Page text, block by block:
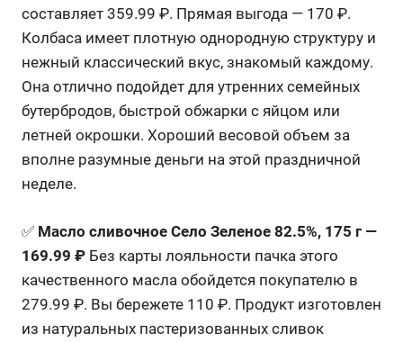
составляет 359.99 ₽. Прямая выгода — 170 ₽.
Колбаса имеет плотную однородную структуру и
нежный классический вкус, знакомый каждому.
Она отлично подойдет для утренних семейных
бутербродов, быстрой обжарки с яйцом или
летней окрошки. Хороший весовой объем за
вполне разумные деньги на этой праздничной
неделе.
✅ Масло сливочное Село Зеленое 82.5%, 175 г —
169.99 ₽ Без карты лояльности пачка этого
качественного масла обойдется покупателю в
279.99 ₽. Вы бережете 110 ₽. Продукт изготовлен
из натуральных пастеризованных сливок